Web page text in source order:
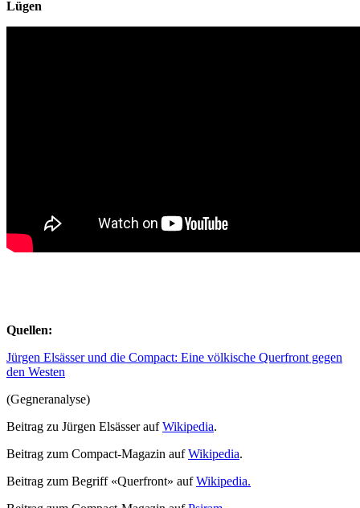
Lügen
Quellen:
Jürgen Elsäs­ser und die Compact: Eine völ­ki­sche Quer­front gegen
den Westen
(Gegneranalyse)
Beitrag zu Jürgen Elsässer aufWikipedia.
Beitrag zum Compact-Magazin aufWikipedia.
Beitrag zum Begriff «Querfront» aufWikipedia.